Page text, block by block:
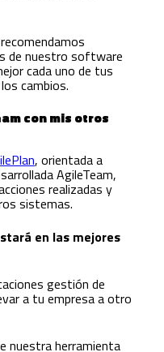
de nuestro software
cada uno de tus
cambios.
con mis otros
, orientada a
AgileTeam,
realizadas y
sistemas.
en las mejores
gestión de
a tu empresa a otro
nuestra herramienta